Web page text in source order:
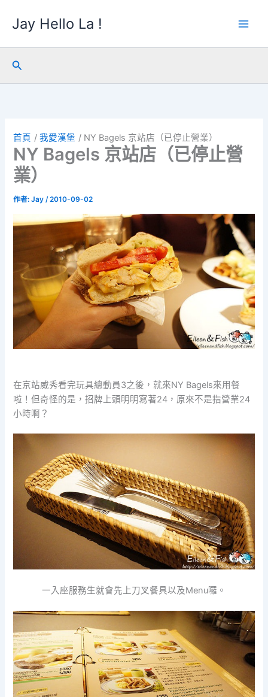
要
Jay Hello La !
搜
尋
首頁 我愛漢堡 NY Bagels 京站店（已停止營業）
NY Bagels 京站店（已停止營
業）
作者:Jay/2010-09-02
在京站威秀看完玩具總動員3之後，就來NY Bagels來用餐
啦！但奇怪的是，招牌上頭明明寫著24，原來不是指營業24
小時啊？
一入座服務生就會先上刀叉餐具以及Menu囉。